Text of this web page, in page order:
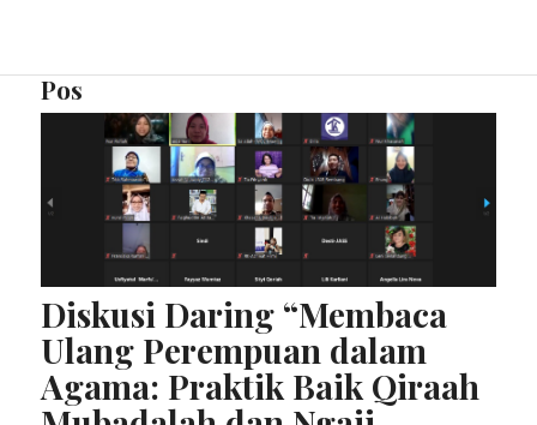
HOME
TENTANG
PROGRAM
Pos
Diskusi Daring “Membaca
Ulang Perempuan dalam
Agama: Praktik Baik Qiraah